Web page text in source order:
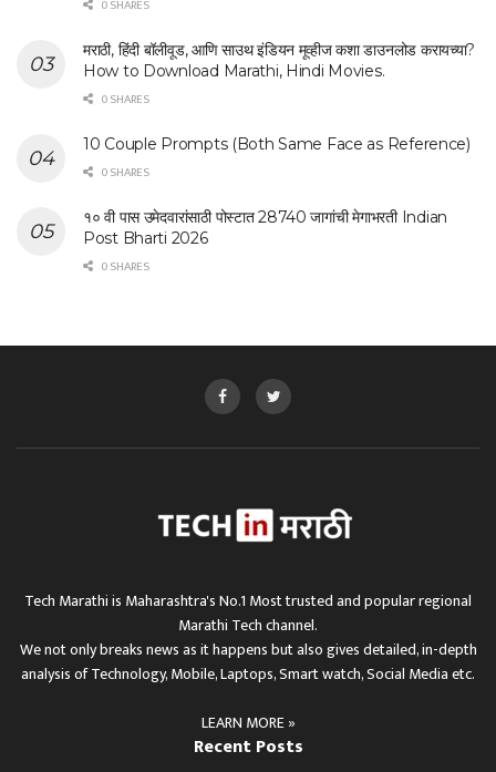
0 SHARES
मराठी, हिंदी बॉलीवूड, आणि साउथ इंडियन मूव्हीज कशा डाउनलोड करायच्या?
How to Download Marathi, Hindi Movies.
0 SHARES
10 Couple Prompts (Both Same Face as Reference)
0 SHARES
१० वी पास उमेदवारांसाठी पोस्टात 28740 जागांची मेगाभरती Indian
Post Bharti 2026
0 SHARES
Tech Marathi is Maharashtra's No.1 Most trusted and popular regional
Marathi Tech channel.
We not only breaks news as it happens but also gives detailed, in-depth
analysis of Technology, Mobile, Laptops, Smart watch, Social Media etc.
LEARN MORE »
Recent Posts